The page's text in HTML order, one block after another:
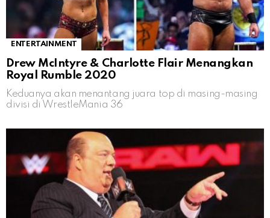
ENTERTAINMENT
Drew McIntyre & Charlotte Flair Menangkan
Royal Rumble 2020
Keduanya akan menantang juara top di masing-masing
divisi di WrestleMania 36